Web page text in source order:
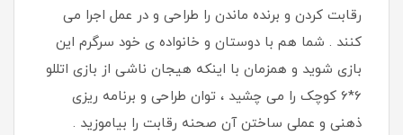
رقابت کردن و برنده ماندن را طراحی و در عمل اجرا می
کنند . شما هم با دوستان و خانواده ی خود سرگرم این
بازی شوید و همزمان با اینکه هیجان ناشی از بازی اتللو
6*6 کوچک را می چشید ، توان طراحی و برنامه ریزی
ذهنی و عملی ساختن آن صحنه رقابت را بیاموزید .